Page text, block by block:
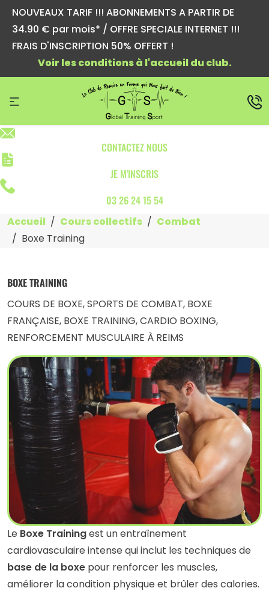
NOUVEAUX TARIF !!! ABONNEMENTS A PARTIR DE
34.90 € par mois* / OFFRE SPECIALE INTERNET !!!
FRAIS D'INSCRIPTION 50% OFFERT !
Voir les conditions à l'accueil du club.
CONTACTEZ NOUS
JE M'INSCRIS
03 26 24 15 54
Accueil Cours collectifs Combat
Boxe Training
BOXE TRAINING
COURS DE BOXE, SPORTS DE COMBAT, BOXE
FRANÇAISE, BOXE TRAINING, CARDIO BOXING,
RENFORCEMENT MUSCULAIRE À REIMS
LeBoxe Trainingest un entraînement
cardiovasculaire intense qui inclut les techniques de
base de la boxepour renforcer les muscles,
améliorer la condition physique et brûler des calories.